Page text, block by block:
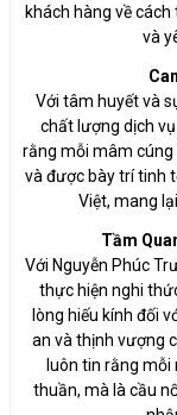
khách hàng về
và
Với tâm huyết và
chất lượng dịch
rằng mỗi mâm cúng
và được bày trí tinh
Việt, mang
Tầm
Với Nguyễn Phúc
thực hiện nghi
lòng hiếu kính đối
an và thịnh vượng
luôn tin rằng mỗi
thuần, mà là cầu